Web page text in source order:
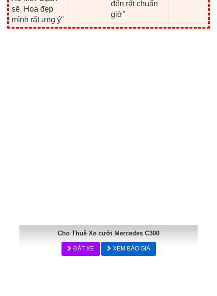
sẽ, Hoa đẹp
mình rất ưng ý"
đến rất chuẩn
giờ"
Cho Thuê Xe cưới Mercedes C300
ĐẶT XE XEM BÁO GIÁ